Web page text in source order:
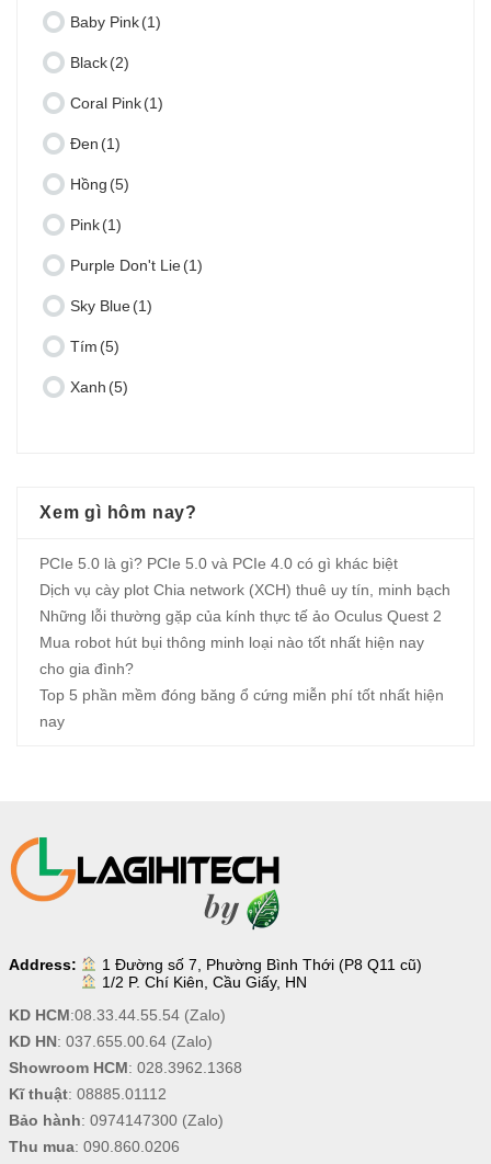
Baby Pink(1)
Black(2)
Coral Pink(1)
Đen (1)
Hồng (5)
Pink(1)
Purple Don't Lie(1)
Sky Blue(1)
Tím (5)
Xanh (5)
Xem gì hôm nay?
PCIe 5.0 là gì? PCIe 5.0 và PCIe 4.0 có gì khác biệt
Dịch vụ cày plot Chia network (XCH) thuê uy tín, minh bạch
Những lỗi thường gặp của kính thực tế ảo Oculus Quest 2
Mua robot hút bụi thông minh loại nào tốt nhất hiện nay
cho gia đình?
Top 5 phần mềm đóng băng ổ cứng miễn phí tốt nhất hiện
nay
Address:
1 Đường số 7, Phường Bình Thới (P8 Q11 cũ)
1/2 P. Chí Kiên, Cầu Giấy, HN
KD HCM:08.33.44.55.54(Zalo)
KD HN: 037.655.00.64(Zalo)
Showroom HCM: 028.3962.1368
Kĩ thuật: 08885.01112
Bảo hành: 0974147300(Zalo)
Thu mua: 090.860.0206